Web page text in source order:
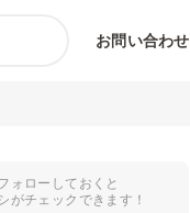
お問い合わせ
ォローしておくと
がチェックできます！